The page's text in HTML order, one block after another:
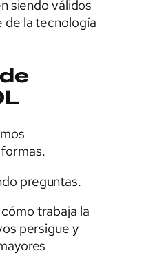
siendo válidos
la tecnología
preguntas.
trabaja la
persigue y